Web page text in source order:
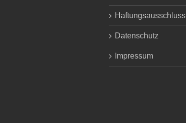
Haftungsausschluss
Datenschutz
Impressum